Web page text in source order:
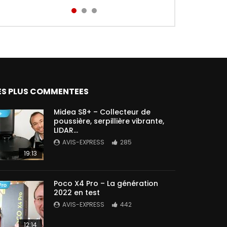
PLUS COMMENTEES
19:13
Midea S8+ – Collecteur de
poussière, serpillière vibrante,
LIDAR…
AVIS-EXPRESS 285
12:14
Poco X4 Pro – La génération
2022 en test
AVIS-EXPRESS 442